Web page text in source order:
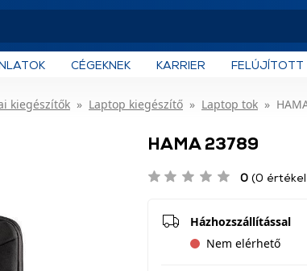
CÉGEKNEK KARRIER FELÚJÍTOTT
kiegészítők Laptop kiegészítő Laptop tok
HAMA 23789
0 (0
Házhozszállítással
Nem elérhető